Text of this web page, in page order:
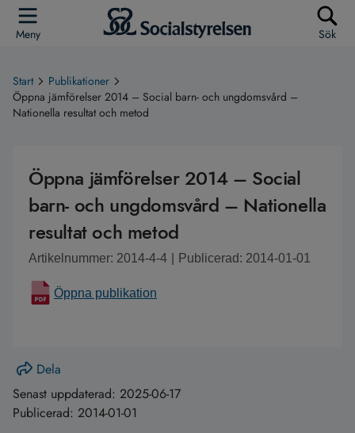
Meny Sök
Start
Publikationer
Öppna jämförelser 2014 – Social barn- och ungdomsvård –
Nationella resultat och metod
Öppna jämförelser 2014 – Social
barn- och ungdomsvård – Nationella
resultat och metod
Artikelnummer: 2014-4-4 Publicerad: 2014-01-01
Öppna publikation
Dela
Senast uppdaterad: 2025-06-17
Publicerad: 2014-01-01